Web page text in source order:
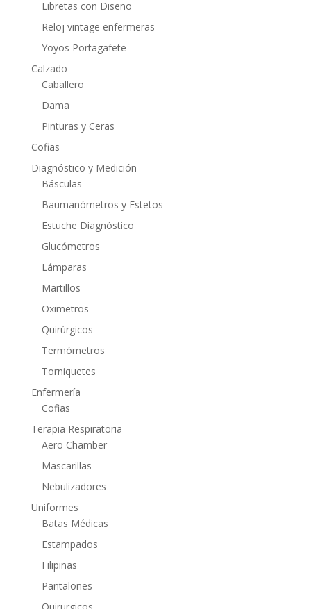
Libretas con Diseño
Reloj vintage enfermeras
Yoyos Portagafete
Calzado
Caballero
Dama
Pinturas y Ceras
Cofias
Diagnóstico y Medición
Básculas
Baumanómetros y Estetos
Estuche Diagnóstico
Glucómetros
Lámparas
Martillos
Oximetros
Quirúrgicos
Termómetros
Torniquetes
Enfermería
Cofias
Terapia Respiratoria
Aero Chamber
Mascarillas
Nebulizadores
Uniformes
Batas Médicas
Estampados
Filipinas
Pantalones